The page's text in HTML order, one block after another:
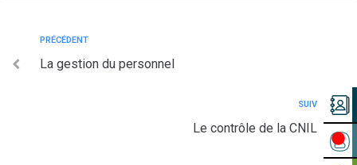
PRÉCÉDENT
La gestion du personnel
SUIV
Le contrôle de la CNIL